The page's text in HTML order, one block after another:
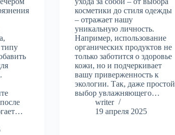
косметики до стиля одежды
– отражает нашу
уникальную личность.
Например, использование
органических продуктов не
только заботится о здоровье
кожи, но и подчеркивает
вашу приверженность к
экологии. Так, даже простой
выбор увлажняющего…
writer
19 апреля 2025